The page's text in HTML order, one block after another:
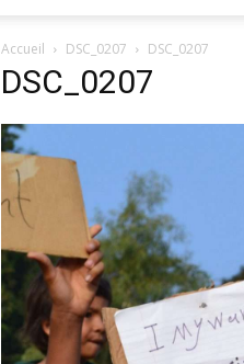
Accueil DSC_0207 DSC_0207
DSC_0207